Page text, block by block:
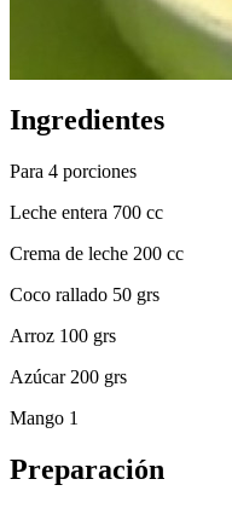
Ingredientes
Para 4 porciones
Leche entera 700 cc
Crema de leche 200 cc
Coco rallado 50 grs
Arroz 100 grs
Azúcar 200 grs
Mango 1
Preparación